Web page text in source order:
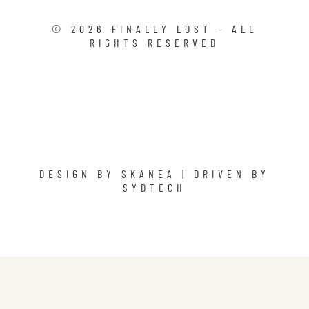
© 2026
FINALLY LOST - ALL
RIGHTS RESERVED
DESIGN BY SKANEA
| DRIVEN BY
SYDTECH